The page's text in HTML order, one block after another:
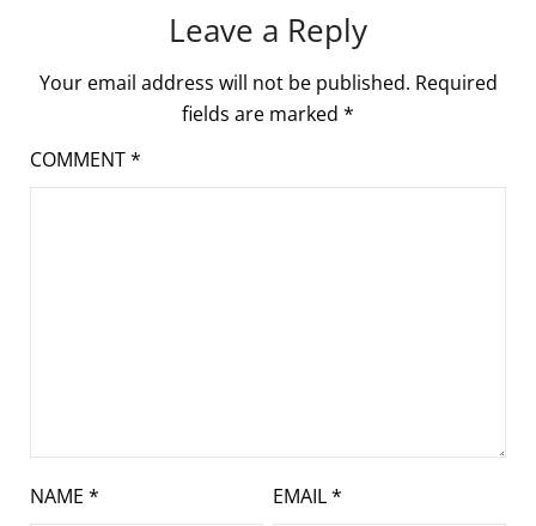
Leave a Reply
Your email address will not be published. Required
fields are marked *
COMMENT*
NAME * EMAIL*